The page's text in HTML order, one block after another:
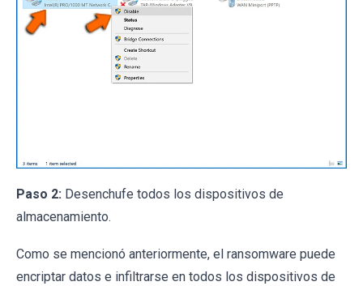
Paso 2: Desenchufe todos los dispositivos de
almacenamiento.
Como se mencionó anteriormente, el ransomware puede
encriptar datos e infiltrarse en todos los dispositivos de